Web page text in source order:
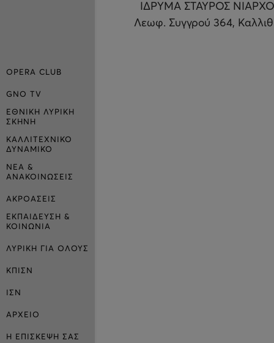
OPERA CLUB
GNO TV
ΕΘΝΙΚΗ ΛΥΡΙΚΗ
ΣΚΗΝΗ
ΚΑΛΛΙΤΕΧΝΙΚΟ
ΔΥΝΑΜΙΚΟ
ΝΕΑ &
ΑΝΑΚΟΙΝΩΣΕΙΣ
ΑΚΡΟΑΣΕΙΣ
ΕΚΠΑΙΔΕΥΣΗ &
ΚΟΙΝΩΝΙΑ
ΛΥΡΙΚΗ ΓΙΑ ΟΛΟΥΣ
ΚΠΙΣΝ
ΙΣΝ
ΑΡΧΕΙΟ
Η ΕΠΙΣΚΕΨΗ ΣΑΣ
ΙΔΡΥΜΑ ΣΤΑΥΡΟΣ
Λεωφ. Συγγρού 364,